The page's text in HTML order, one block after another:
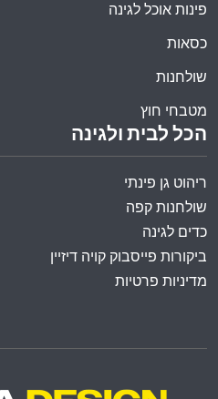
הכל לבית ולגינה
ריהוט גן פינתי
שולחנות קפה
כדים לגינה
ביקורות פייסבוק קויה דיזיין
מדיניות פרטיות
פינות אוכל לגינה
כסאות
שולחנות
מטבחי חוץ